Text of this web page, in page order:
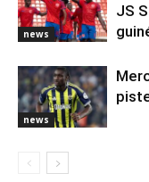
news
JS
news